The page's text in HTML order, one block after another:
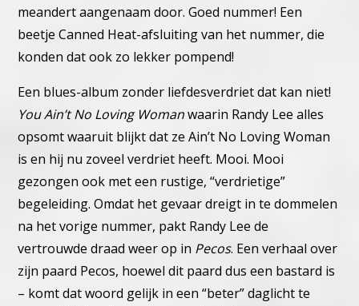
meandert aangenaam door. Goed nummer! Een
beetje Canned Heat-afsluiting van het nummer, die
kondendat ook zo lekker pompend!
Een blues-album zonder liefdesverdriet dat kan niet!
You Ain’tNo Loving Womanwaarin Randy Lee alles
opsomt waaruit blijktdat ze Ain’t No Loving Woman
is en hij nu zoveel verdriet heeft. Mooi. Mooi
gezongen ook met een rustige, “verdrietige”
begeleiding.Omdat het gevaar dreigt in te dommelen
na het vorige nummer, pakt Randy Lee de
vertrouwde draad weer op in Pecos. Een verhaal over
zijn paard Pecos, hoewel dit paard dus een bastard is
– komt dat woord gelijk in een “beter” daglicht te